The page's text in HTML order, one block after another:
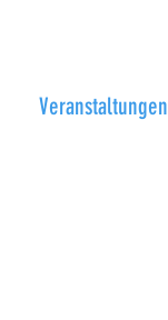
Veranstaltungen